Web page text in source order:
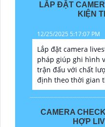
LẮP ĐẶT
KIỆN
12/25/2025 5:17:07 PM
Lắp đặt camera
pháp giúp ghi hình
trận đấu với chất
định theo thời gian
CAMERA
HỢP